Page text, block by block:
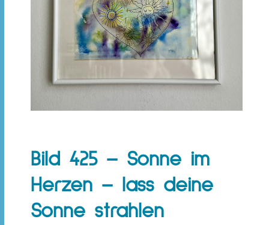
Bild 425 – Sonne im
Herzen – lass deine
Sonne strahlen